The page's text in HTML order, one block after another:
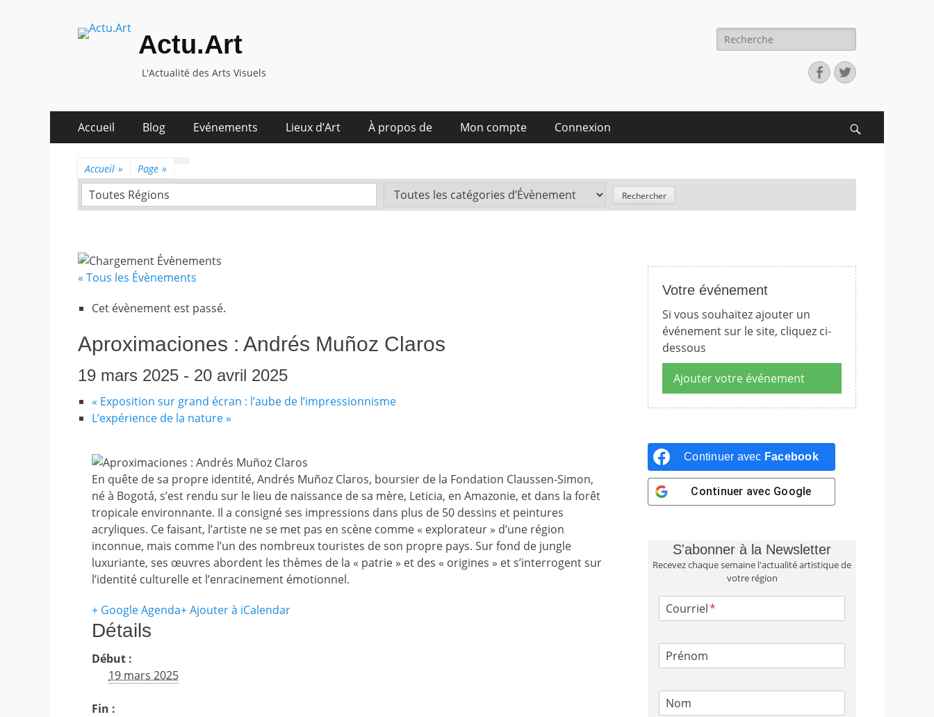
Actu.Art
L'Actualité des Arts Visuels
Recherche
pour:
Facebook
Twitter
Premier
menu
Accueil Blog Evénements Lieux d’Art À propos de Mon compte Connexion
Accueil » Page »
Toutes Régions
« Tous les Évènements
Cet évènement est passé.
Aproximaciones : Andrés Muñoz Claros
19 mars 2025 - 20 avril 2025
« Exposition sur grand écran : l’aube de l’impressionnisme
L’expérience de la nature»
En quête de sa propre identité, Andrés Muñoz Claros, boursier de la Fondation Claussen-Simon,
né à Bogotá, s’est rendu sur le lieu de naissance de sa mère, Leticia, en Amazonie, et dans la forêt
tropicale environnante. Il a consigné ses impressions dans plus de 50 dessins et peintures
acryliques. Ce faisant, l’artiste ne se met pas en scène comme « explorateur » d’une région
inconnue, mais comme l’un des nombreux touristes de son propre pays. Sur fond de jungle
luxuriante, ses œuvres abordent les thèmes de la « patrie » et des « origines » et s’interrogent sur
l’identité culturelle et l’enracinement émotionnel.
+ Google Agenda+ Ajouter à iCalendar
Détails
Début :
19 mars 2025
Fin :
Votre événement
Si vous souhaitez ajouter un
événement sur le site, cliquez ci-
dessous
Ajouter votre événement
Continuer avec Facebook
Continuer avec Google
S'abonner à la Newsletter
Recevez chaque semaine l'actualité artistique de
votre région
Courriel
Prénom
Nom